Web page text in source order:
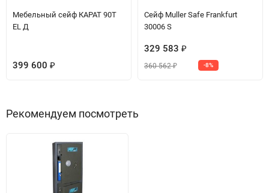
Мебельный сейф КАРАТ 90T
EL Д
399 600 ₽
Сейф Muller Safe Frankfurt
30006 S
329 583 ₽
360 562₽ -8%
Рекомендуем посмотреть